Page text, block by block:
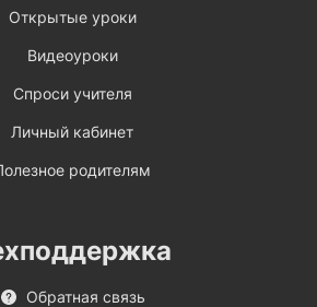
Открытые уроки
Видеоуроки
Спроси учителя
Личный кабинет
родителям
Обратная связь